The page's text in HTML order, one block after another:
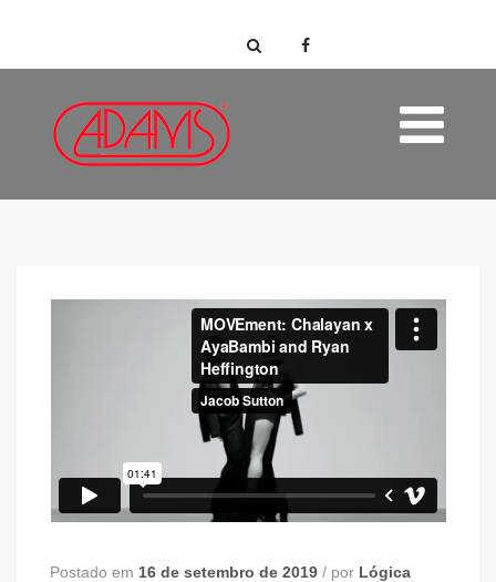
Postado em 16 de setembro de 2019 / por Lógica